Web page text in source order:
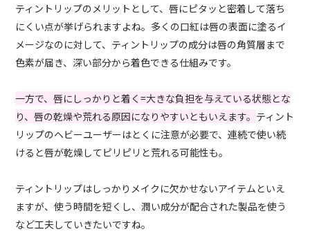
ティントリップのメリットとして、唇にピタッと密着して落ち
にくい点が挙げられますよね。多くの口紅は唇の表面に塗るイ
メージなのに対して、ティントリップの成分は唇の角質層まで
色素が届き、深い部分から着色できる仕組みです。
一方で、唇にしっかりと着く=大きな負担を与えている状態とな
り、唇の乾燥や荒れる原因になりやすいともいえます。 ティント
リップのヘビーユーザーはとくに注意が必要で、連続で使い続
けると唇が乾燥してピリピリと荒れる可能性も。
ティントリップはしっかりメイクに欠かせないアイテムといえ
ますが、使う時間を短くし、潤い成分が配合された製品を使う
など工夫していきたいですね。